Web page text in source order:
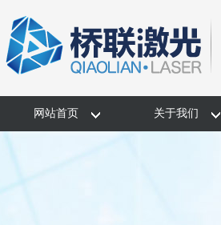
网站首页 关于我们